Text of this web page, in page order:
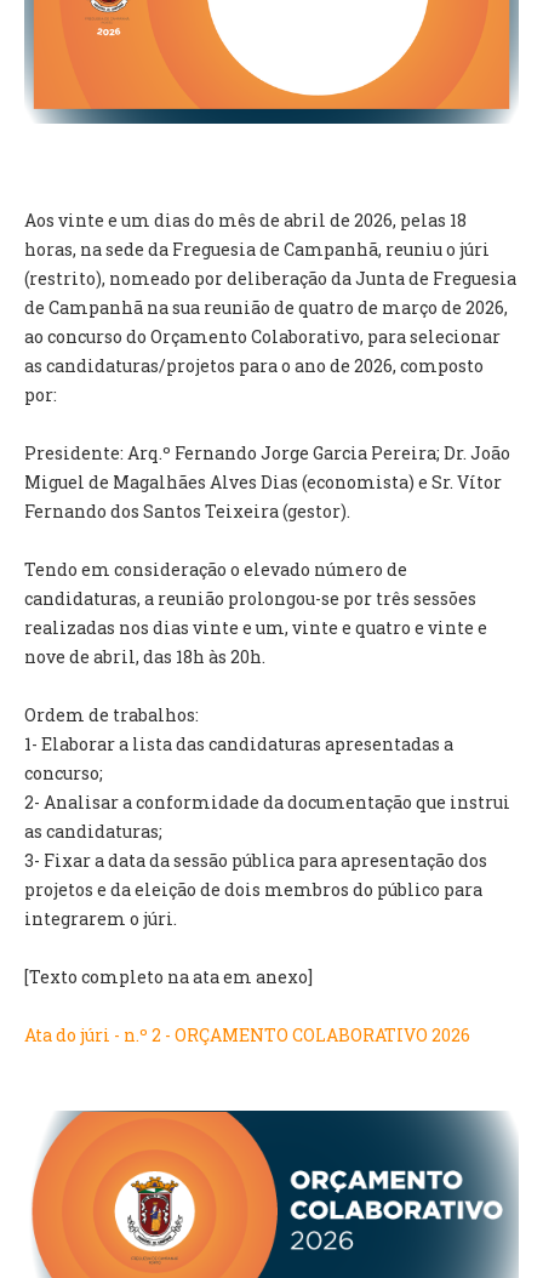
CONSTITUIÇÃO
EXECUTIVO E PELOUROS
ASSEMBLEIA DE FREGUESIA
GRAVAÇÕES DAS REUNIÕES PÚBLICAS DO EXECUTIVO
DOCUMENTOS
ATAS E DOCUMENTOS DA ASSEMBLEIA
REGULAMENTOS E TAXAS
PLANO E ORÇAMENTO
RELATÓRIO E CONTAS
RECRUTAMENTO PESSOAL
CÓDIGO DE CONDUTA
ORÇAMENTO COLABORATIVO
FUNDO DE APOIO AO ASSOCIATIVISMO
SERVIÇOS
GERAIS
SECRETARIA
CANÍDEOS
CEMITÉRIO
ATESTADOS
O GABINETE
APOIO AOS DESEMPREGADOS
APOIO ÀS EMPRESAS
OFERTAS DE EMPREGO
CONTACTO E HORÁRIO GIP
Aos vinte e um dias do mês de abril de 2026, pelas 18
horas, na sede da Freguesia de Campanhã, reuniu o júri
(restrito), nomeado por deliberação da Junta de Freguesia
de Campanhã na sua reunião de quatro de março de 2026,
ao concurso do Orçamento Colaborativo, para selecionar
as candidaturas/projetos para o ano de 2026, composto
por:
Presidente: Arq.º Fernando Jorge Garcia Pereira; Dr. João
Miguel de Magalhães Alves Dias (economista) e Sr. Vítor
Fernando dos Santos Teixeira (gestor).
Tendo em consideração o elevado número de
candidaturas, a reunião prolongou-se por três sessões
realizadas nos dias vinte e um, vinte e quatro e vinte e
nove de abril, das 18h às 20h.
Ordem de trabalhos:
1- Elaborar a lista das candidaturas apresentadas a
concurso;
2- Analisar a conformidade da documentação que instrui
as candidaturas;
3- Fixar a data da sessão pública para apresentação dos
projetos e da eleição de dois membros do público para
integrarem o júri.
[Texto completo na ata em anexo]
Ata do júri - n.º 2 - ORÇAMENTO COLABORATIVO 2026